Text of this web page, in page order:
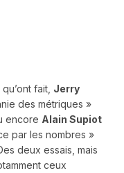
fait, Jerry
des métriques »
encore Alain Supiot
par les nombres »
deux essais, mais
ceux